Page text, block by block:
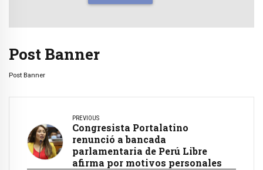
Post Banner
Post Banner
PREVIOUS
Congresista Portalatino
renunció a bancada
parlamentaria de Perú Libre
afirma por motivos personales